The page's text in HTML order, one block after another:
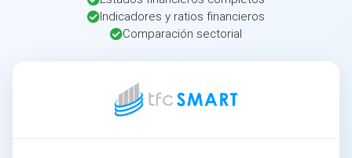
Indicadores y ratios financieros
Comparación sectorial